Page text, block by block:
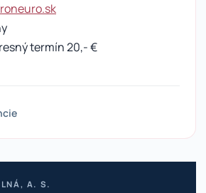
termín 20,- €
A. S.